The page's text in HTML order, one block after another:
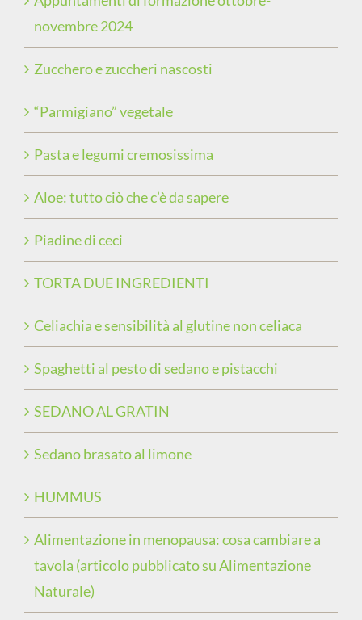
novembre 2024
Zucchero e zuccheri nascosti
“Parmigiano” vegetale
Pasta e legumi cremosissima
Aloe: tutto ciò che c’è da sapere
Piadine di ceci
TORTA DUE INGREDIENTI
Celiachia e sensibilità al glutine non celiaca
Spaghetti al pesto di sedano e pistacchi
SEDANO AL GRATIN
Sedano brasato al limone
HUMMUS
Alimentazione in menopausa: cosa cambiare a
tavola (articolo pubblicato su Alimentazione
Naturale)